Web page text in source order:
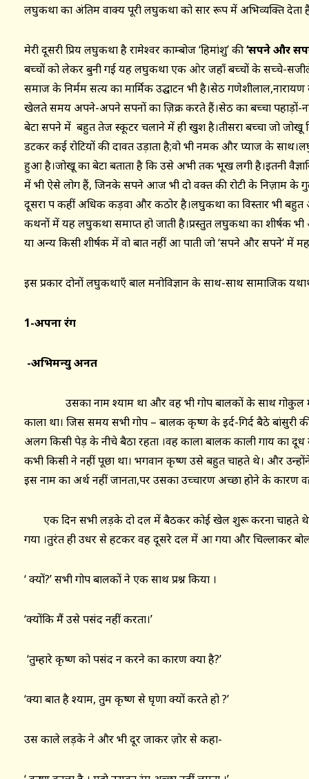
लघुकथा का अंतिम वाक्य पूरी लघुकथा को सार रूप में अभिव्यक्ति देता
मेरी दूसरी प्रिय लघुकथा है रामेश्वर काम्बोज ‘हिमांशु’ की‘सपने और
बच्चों को लेकर बुनी गई यह लघुकथा एक ओर जहाँ बच्चों के सच्चे-
समाज के निर्मम सत्य का मार्मिक उद्घाटन भी है।सेठ
खेलते समय अपने-अपने सपनों का ज़िक्र करते हैं।सेठ का बच्चा पहाड़ों-
बेटा सपने में बहुत तेज स्कूटर चलाने में ही खुश है।तीसरा बच्चा जो जोखू
डटकर कई रोटियों की दावत उड़ाता है;वो भी नमक और प्याज के
हुआ है।जोखू का बेटा बताता है कि उसे अभी तक भूख लगी है।इतनी
में भी ऐसे लोग हैं, जिनके सपने आज भी दो वक्त की रोटी के निज़ाम के
दूसरा पक्ष कहीं अधिक कड़वा और कठोर है।लघुकथा का विस्तार भी बहुत
कथनों में यह लघुकथा समाप्त हो जाती है।प्रस्तुत लघुकथा का शीर्षक
या अन्य किसी शीर्षक में वो बात नहीं आ पाती जो ‘सपने और सपने’ में
इस प्रकार दोनों लघुकथाएँ बाल मनोविज्ञान के साथ-साथ सामाजिक
1-अपना रंग
-अभिमन्यु अनत
उसका नाम श्याम था और वह भी गोप बालकों के साथ गोकुल में
काला था। जिस समय सभी गोप – बालक कृष्ण के इर्द-गिर्द बैठे
अलग किसी पेड़ के नीचे बैठा रहता ।वह काला बालक काली गाय का
कभी किसी ने नहीं पूछा था। भगवान कृष्ण उसे बहुत चाहते थे। और
इस नाम का अर्थ नहीं जानता,पर उसका उच्चारण अच्छा होने के
एक दिन सभी लड़के दो दल में बैठकर कोई खेल शुरू करना चाहते थे
गया ।तुरंत ही उधर से हटकर वह दूसरे दल में आ गया और चिल्लाकर
‘ क्यों?’ सभी गोप बालकों ने एक साथ प्रश्न किया ।
‘क्योंकि मैं उसे पसंद नहीं करता।’
‘तुम्हारे कृष्ण को पसंद न करने का कारण क्या है?’
‘क्या बात है श्याम, तुम कृष्ण से घृणा क्यों करते हो ?’
उस काले लड़के ने और भी दूर जाकर ज़ोर से कहा-